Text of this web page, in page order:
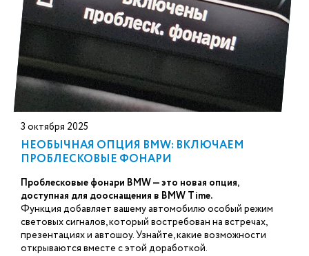
3 октября 2025
НЕОБЫЧНАЯ ОПЦИЯ BMW: ВКЛЮЧАЕМ
ПРОБЛЕСКОВЫЕ ФОНАРИ
Проблесковые фонари BMW — это новая опция,
доступная для дооснащения в BMW Time.
Функция добавляет вашему автомобилю особый режим
световых сигналов, который востребован на встречах,
презентациях и автошоу. Узнайте, какие возможности
открываются вместе с этой доработкой.